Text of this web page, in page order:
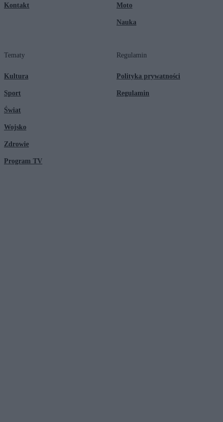
Kontakt Moto
Nauka
Tematy
Kultura
Sport
Świat
Wojsko
Zdrowie
Program TV
Regulamin
Polityka prywatności
Regulamin